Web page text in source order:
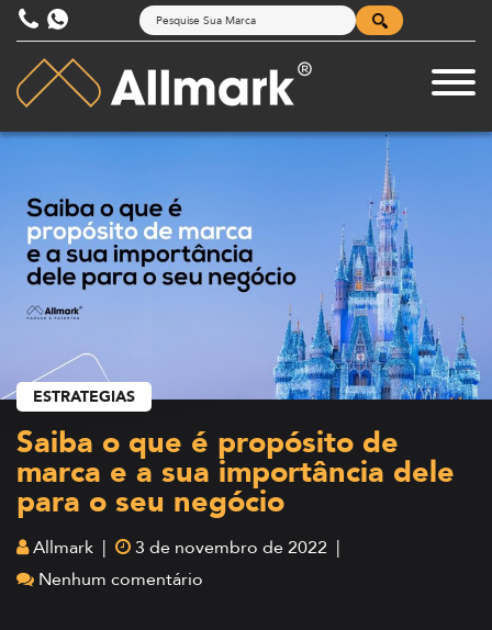
ESTRATEGIAS
Saiba o que é propósito de
marca e a sua importância dele
para o seu negócio
Allmark |
3 de novembro de 2022 |
Nenhum comentário